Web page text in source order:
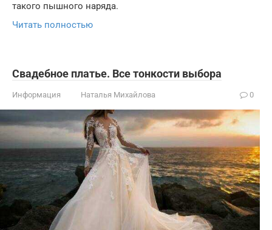
такого пышного наряда.
Читать полностью
Свадебное платье. Все тонкости выбора
Информация Наталья Михайлова 0